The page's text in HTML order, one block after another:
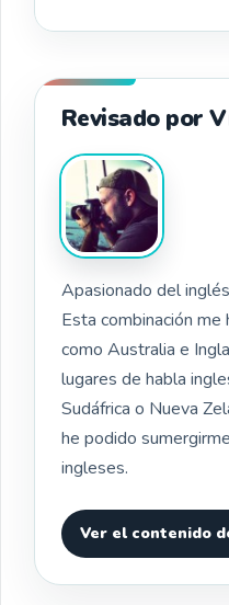
Revisado por
Apasionado del
Esta combinación
como Australia e
lugares de habla
Sudáfrica o Nueva
he podido
ingleses.
Ver el contenido